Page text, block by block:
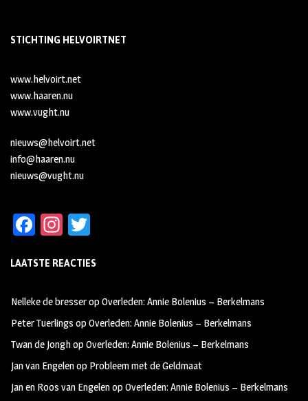
STICHTING HELVOIRTNET
www.helvoirt.net
www.haaren.nu
www.vught.nu
nieuws@helvoirt.net
info@haaren.nu
nieuws@vught.nu
Fa
b
oo
k
In
ag
m
tt
LAATSTE REACTIES
Nelleke de bresseropOverleden: Annie Bolenius – Berkelmans
Peter Tuerlings opOverleden: Annie Bolenius – Berkelmans
Twan de JonghopOverleden: Annie Bolenius – Berkelmans
Jan van Engelenop Probleem met de Geldmaat
Jan en Roos van EngelenopOverleden: Annie Bolenius – Berkelmans